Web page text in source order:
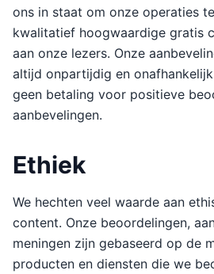
ons in staat om onze operaties
kwalitatief hoogwaardige gratis
aan onze lezers. Onze
altijd onpartijdig en
geen betaling voor positieve
aanbevelingen.
Ethiek
We hechten veel waarde aan
content. Onze beoordelingen,
meningen zijn gebaseerd op de
producten en diensten die we